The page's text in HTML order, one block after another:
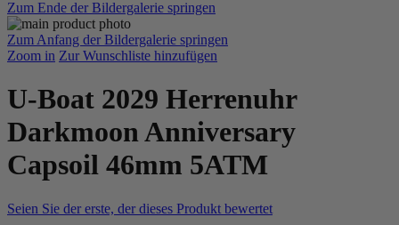
Zum Ende der Bildergalerie springen
Zum Anfang der Bildergalerie springen
Zoom in Zur Wunschliste hinzufügen
U-Boat 2029 Herrenuhr
Darkmoon Anniversary
Capsoil 46mm 5ATM
Seien Sie der erste, der dieses Produkt bewertet